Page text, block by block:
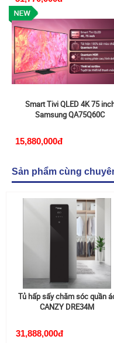
Smart Tivi QLED 4K 75
Samsung QA75Q60C
15,880,000đ
Sản phẩm cùng
Tủ hấp sấy chăm sóc quần
CANZY DRE34M
31,888,000đ